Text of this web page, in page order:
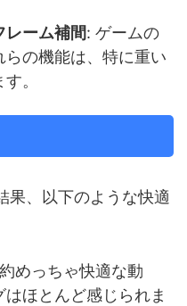
レーム補間: ゲームの
の機能は、特に重い
。
果、以下のような快適
めっちゃ快適な動
ほとんど感じられま